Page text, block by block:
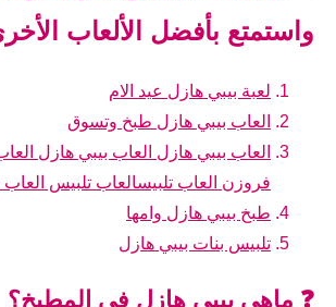
واستمتع بأفضل الألعاب
لعبة بيبي هازل عيد الام
العاب بيبي هازل طبخ وتسوق
العاب بيبي هازل العاب بيبي هازل
فروزن العاب تلبيسالعاب تلبيس
طبخ بيبي هازل وامها
تلبيس بنات بيبي هازل
❓ ماهي بيبي هازل في المطبخ؟